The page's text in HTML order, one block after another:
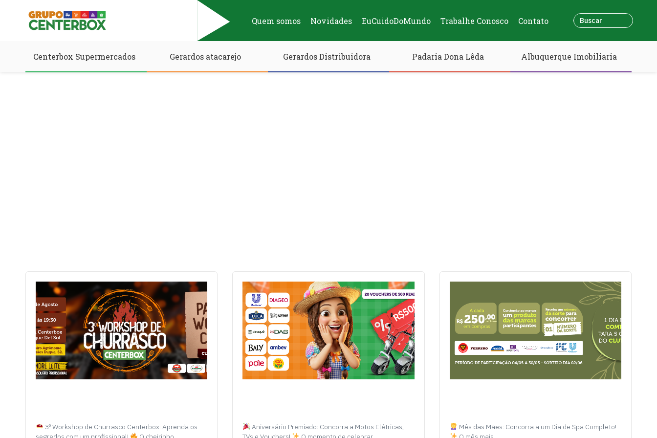
Quem somos Novidades EuCuidoDoMundo Trabalhe Conosco Contato
Centerbox Supermercados Gerardos atacarejo Gerardos Distribuidora Padaria Dona Lêda Albuquerque Imobiliaria
3º Workshop de Churrasco Centerbox: Aprenda os
Aniversário Premiado: Concorra a Motos Elétricas,
Mês das Mães: Concorra a um Dia de Spa Completo!